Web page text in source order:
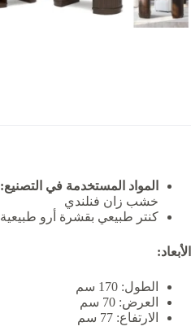
المواد المستخدمة في التصنيع:
خشب زان فنلندي
كنتر طبيعي بقشرة أرو طبيعية
الأبعاد:
الطول: 170 سم
العرض: 70 سم
الارتفاع: 77 سم